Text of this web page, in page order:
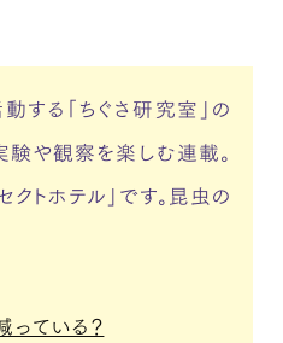
する「ちぐさ研究室」の
験や観察を楽しむ連載。
トホテル」です。昆虫の
っている？